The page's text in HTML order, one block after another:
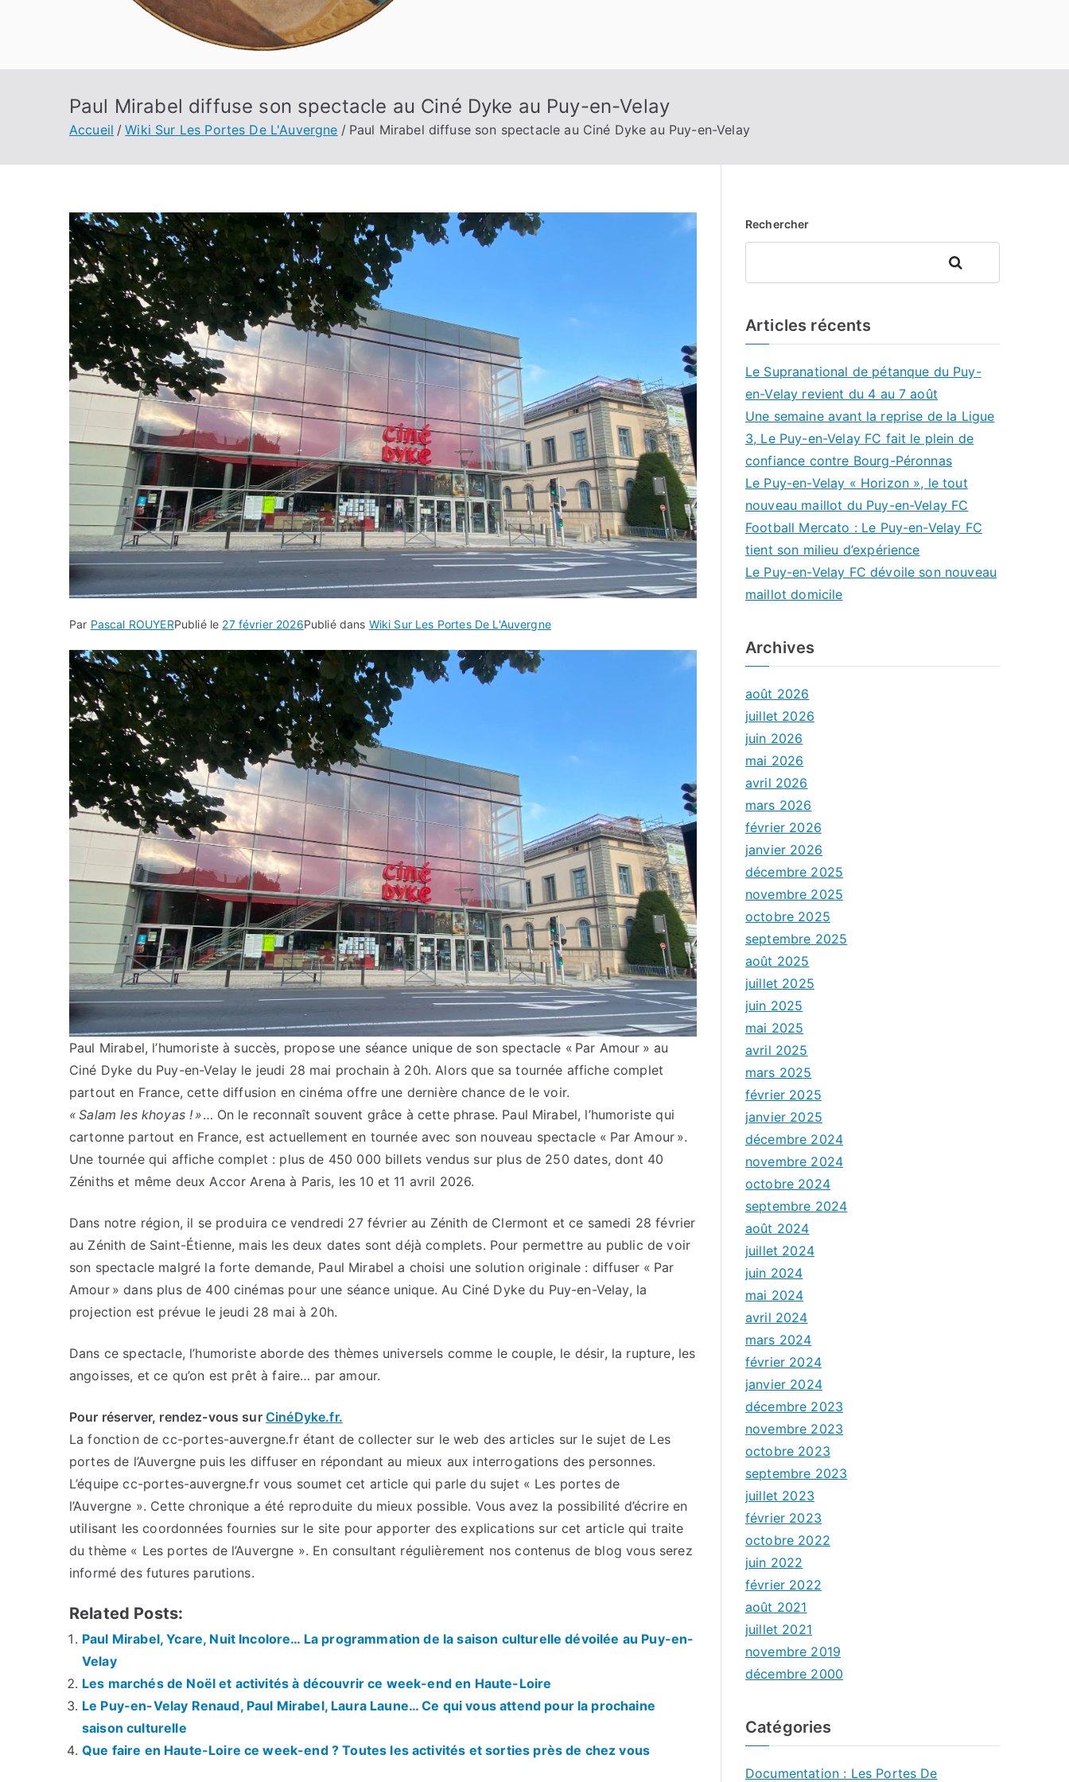
Paul Mirabel diffuse son spectacle au Ciné Dyke au Puy-en-Velay
Accueil Wiki Sur Les Portes De L'Auvergne Paul Mirabel diffuse son spectacle au Ciné Dyke au Puy-en-Velay
Par Pascal ROUYERPublié le 27 février 2026Publié dans Wiki Sur Les Portes De L'Auvergne
Paul Mirabel, l’humoriste à succès, propose une séance unique de son spectacle « Par Amour » au
Ciné Dyke du Puy-en-Velay le jeudi 28 mai prochain à 20h. Alors que sa tournée affiche complet
partout en France, cette diffusion en cinéma offre une dernière chance de le voir.
« Salam les khoyas ! »… On le reconnaît souvent grâce à cette phrase. Paul Mirabel, l’humoriste qui
cartonne partout en France, est actuellement en tournée avec son nouveau spectacle « Par Amour ».
Une tournée qui affiche complet : plus de 450 000 billets vendus sur plus de 250 dates, dont 40
Zéniths et même deux Accor Arena à Paris, les 10 et 11 avril 2026.
Dans notre région, il se produira ce vendredi 27 février au Zénith de Clermont et ce samedi 28 février
au Zénith de Saint-Étienne, mais les deux dates sont déjà complets. Pour permettre au public de voir
son spectacle malgré la forte demande, Paul Mirabel a choisi une solution originale : diffuser « Par
Amour » dans plus de 400 cinémas pour une séance unique. Au Ciné Dyke du Puy-en-Velay, la
projection est prévue le jeudi 28 mai à 20h.
Dans ce spectacle, l’humoriste aborde des thèmes universels comme le couple, le désir, la rupture, les
angoisses, et ce qu’on est prêt à faire… par amour.
Pour réserver, rendez-vous sur CinéDyke.fr.
La fonction de cc-portes-auvergne.fr étant de collecter sur le web des articles sur le sujet de Les
portes de l’Auvergne puis les diffuser en répondant au mieux aux interrogations des personnes.
L’équipe cc-portes-auvergne.fr vous soumet cet article qui parle du sujet « Les portes de
l’Auvergne ». Cette chronique a été reproduite du mieux possible. Vous avez la possibilité d’écrire en
utilisant les coordonnées fournies sur le site pour apporter des explications sur cet article qui traite
du thème « Les portes de l’Auvergne ». En consultant régulièrement nos contenus de blog vous serez
informé des futures parutions.
Related Posts:
Paul Mirabel, Ycare, Nuit Incolore… La programmation de la saison culturelle dévoilée au Puy-en-
Velay
Les marchés de Noël et activités à découvrir ce week-end en Haute-Loire
Le Puy-en-Velay Renaud, Paul Mirabel, Laura Laune… Ce qui vous attend pour la prochaine
saison culturelle
Que faire en Haute-Loire ce week-end ? Toutes les activités et sorties près de chez vous
Rechercher
Rechercher
Articles récents
Le Supranational de pétanque du Puy-
en-Velay revient du 4 au 7 août
Une semaine avant la reprise de la Ligue
3, Le Puy-en-Velay FC fait le plein de
confiance contre Bourg-Péronnas
Le Puy-en-Velay « Horizon », le tout
nouveau maillot du Puy-en-Velay FC
Football Mercato : Le Puy-en-Velay FC
tient son milieu d’expérience
Le Puy-en-Velay FC dévoile son nouveau
maillot domicile
Archives
août 2026
juillet 2026
juin 2026
mai 2026
avril 2026
mars 2026
février 2026
janvier 2026
décembre 2025
novembre 2025
octobre 2025
septembre 2025
août 2025
juillet 2025
juin 2025
mai 2025
avril 2025
mars 2025
février 2025
janvier 2025
décembre 2024
novembre 2024
octobre 2024
septembre 2024
août 2024
juillet 2024
juin 2024
mai 2024
avril 2024
mars 2024
février 2024
janvier 2024
décembre 2023
novembre 2023
octobre 2023
septembre 2023
juillet 2023
février 2023
octobre 2022
juin 2022
février 2022
août 2021
juillet 2021
novembre 2019
décembre 2000
Catégories
Documentation : Les Portes De